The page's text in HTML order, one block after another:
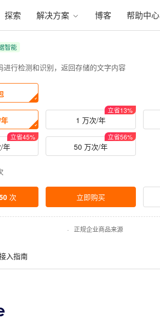
探索 解决方案 博客 帮助中心
智能
进行检测和识别，返回存储的文字内容
1 万次/年
立省13%
年
立省45%
50 万次/年
立省56%
次 立即购买
· 正规企业商品来源
入指南